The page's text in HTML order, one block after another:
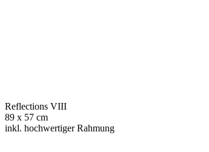
Reflections VIII
89 x 57 cm
inkl. hochwertiger Rahmung